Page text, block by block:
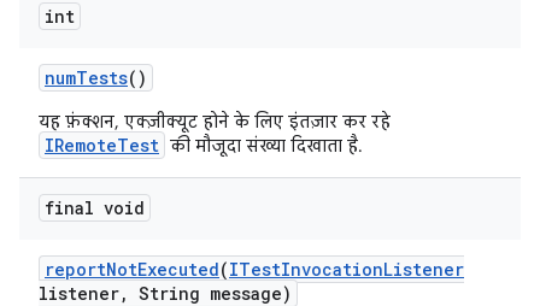
int
numTests()
यह फ़ंक्शन, एक्ज़ीक्यूट होने के लिए इंतज़ार कर रहे
IRemoteTest की मौजूदा संख्या दिखाता है.
final void
reportNotExecuted(ITestInvocationListener
listener, String message)